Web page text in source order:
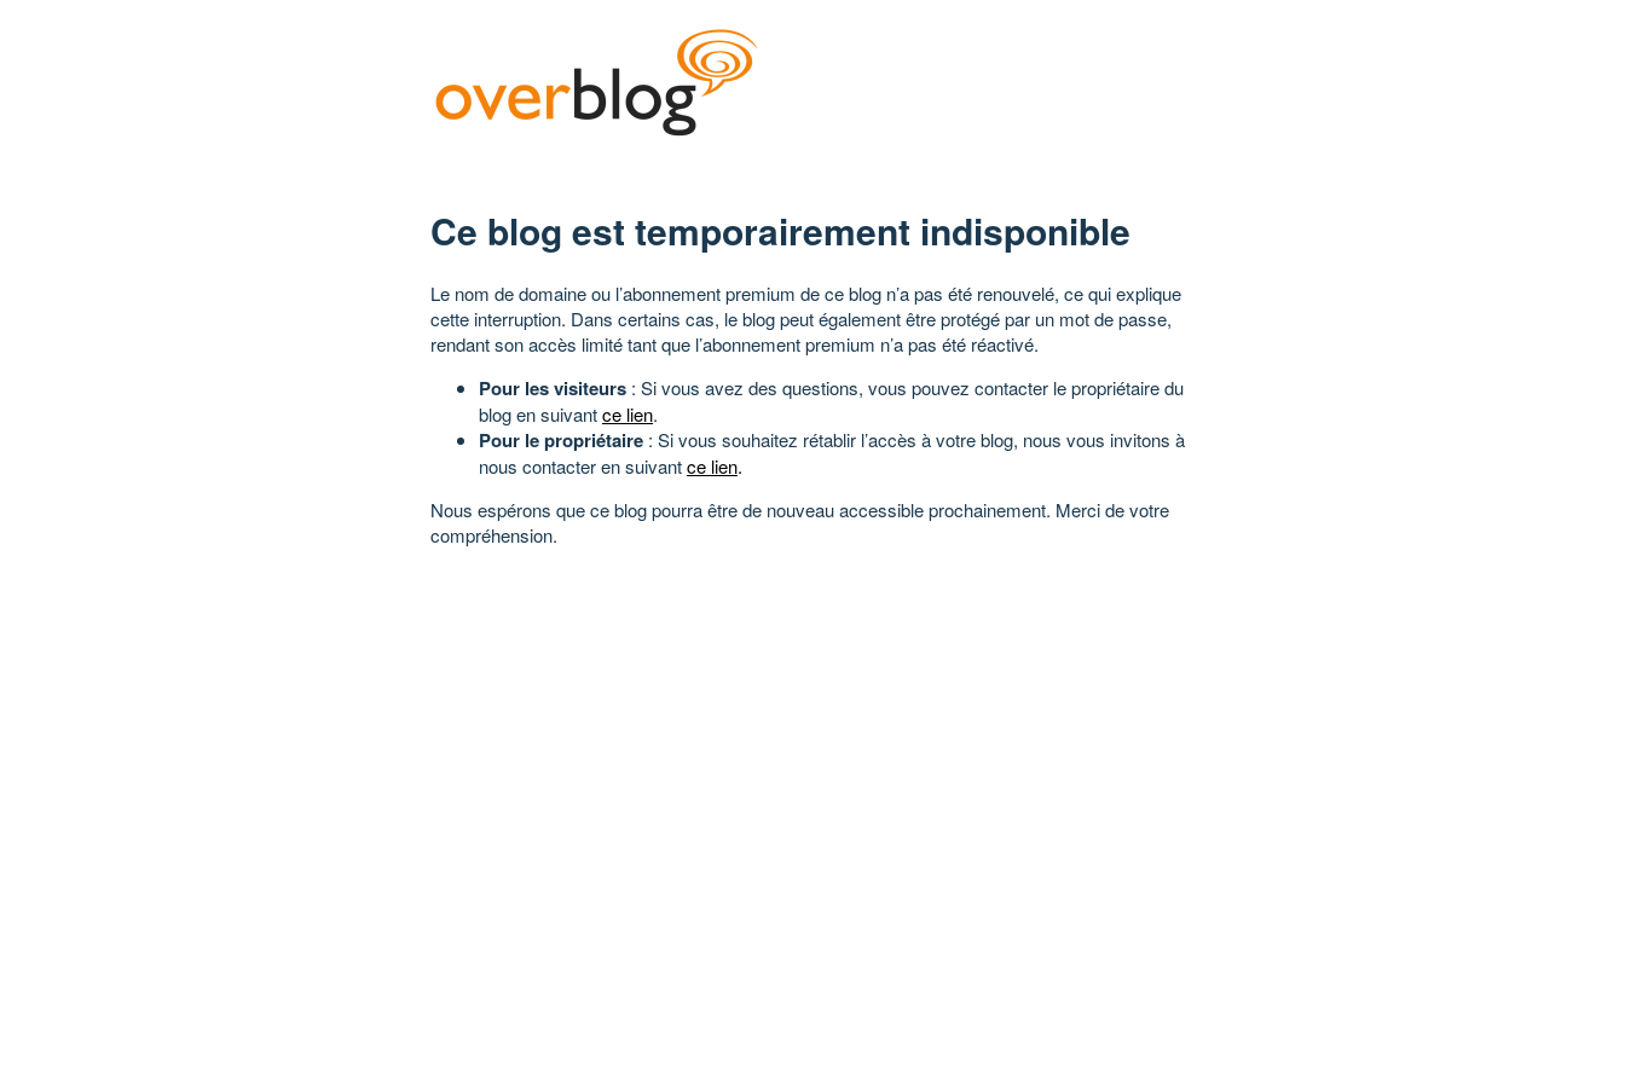
Ce blog est temporairement indisponible
Le nom de domaine ou l’abonnement premium de ce blog n’a pas été renouvelé, ce qui explique
cette interruption. Dans certains cas, le blog peut également être protégé par un mot de passe,
rendant son accès limité tant que l’abonnement premium n’a pas été réactivé.
Pour les visiteurs : Si vous avez des questions, vous pouvez contacter le propriétaire du
blog en suivantce lien.
Pour le propriétaire : Si vous souhaitez rétablir l’accès à votre blog, nous vous invitons à
nous contacter en suivantce lien.
Nous espérons que ce blog pourra être de nouveau accessible prochainement. Merci de votre
compréhension.